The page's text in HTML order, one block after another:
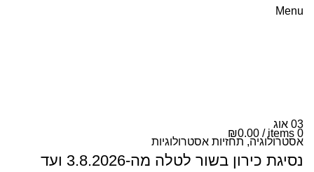
Menu
0
items
/
₪0.00
03 אוג
אסטרולוגיה, תחזיות אסטרולוגיות
נסיגת כירון בשור לטלה מה-3.8.2026 ועד